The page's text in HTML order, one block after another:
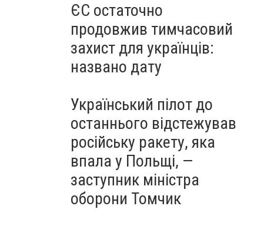
ЄС остаточно
продовжив тимчасовий
захист для українців:
названо дату
Український пілот до
останнього відстежував
російську ракету, яка
впала у Польщі, —
заступник міністра
оборони Томчик